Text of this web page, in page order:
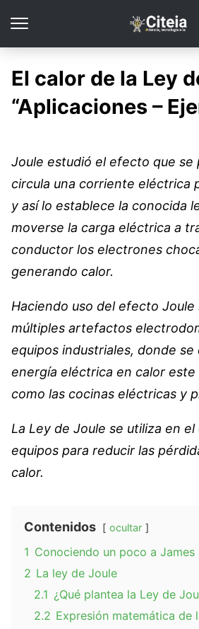
El calor de la Ley
“Aplicaciones –
Joule estudió el efecto que se
circula una corriente eléctrica
y así lo establece la conocida
moverse la carga eléctrica a
conductor los electrones
generando calor.
Haciendo uso del efecto Joule
múltiples artefactos
equipos industriales, donde
energía eléctrica en calor
como las cocinas eléctricas y
La Ley de Joule se utiliza en el
equipos para reducir las
calor.
Contenidos ocultar
1 Conociendo un poco a James
2 La ley de Joule
2.1 ¿Qué plantea la Ley de
2.2 Expresión matemática de